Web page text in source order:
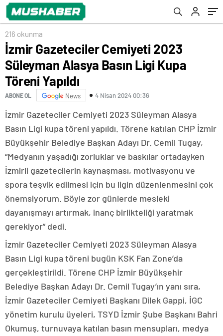
216 okunma
İzmir Gazeteciler Cemiyeti 2023
Süleyman Alasya Basın Ligi Kupa
Töreni Yapıldı
ABONE OL News 4 Nisan 2024 00:36
İzmir Gazeteciler Cemiyeti 2023 Süleyman Alasya
Basın Ligi kupa töreni yapıldı. Törene katılan CHP İzmir
Büyükşehir Belediye Başkan Adayı Dr. Cemil Tugay,
“Medyanın yaşadığı zorluklar ve baskılar ortadayken
İzmirli gazetecilerin kaynaşması, motivasyonu ve
spora teşvik edilmesi için bu ligin düzenlenmesini çok
önemsiyorum. Böyle zor günlerde mesleki
dayanışmayı artırmak, inanç birlikteliği yaratmak
gerekiyor” dedi.
İzmir Gazeteciler Cemiyeti 2023 Süleyman Alasya
Basın Ligi kupa töreni bugün KSK Fan Zone’da
gerçekleştirildi. Törene CHP İzmir Büyükşehir
Belediye Başkan Adayı Dr. Cemil Tugay’ın yanı sıra,
İzmir Gazeteciler Cemiyeti Başkanı Dilek Gappi, İGC
yönetim kurulu üyeleri, TSYD İzmir Şube Başkanı Bahri
Okumuş, turnuvaya katılan basın mensupları, medya